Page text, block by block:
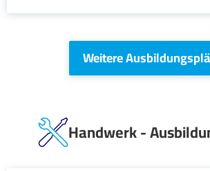
Weitere
Handwerk -